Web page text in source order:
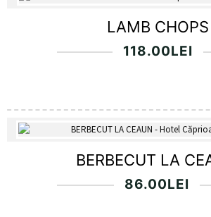
LAMB CHOPS
118.00LEI
BERBECUT LA
86.00LEI